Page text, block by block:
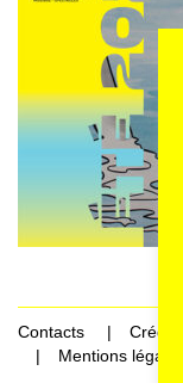
Contacts
Crédits
Mentions